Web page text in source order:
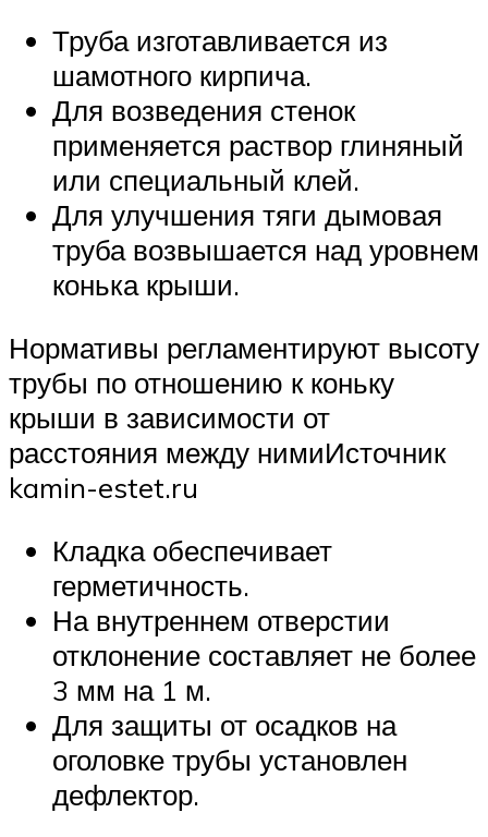
Труба изготавливается из
шамотного кирпича.
Для возведения стенок
применяется раствор глиняный
или специальный клей.
Для улучшения тяги дымовая
труба возвышается над уровнем
конька крыши.
Нормативы регламентируют высоту
трубы по отношению к коньку
крыши в зависимости от
расстояния между нимиИсточник
kamin-estet.ru
Кладка обеспечивает
герметичность.
На внутреннем отверстии
отклонение составляет не более
3 мм на 1 м.
Для защиты от осадков на
оголовке трубы установлен
дефлектор.